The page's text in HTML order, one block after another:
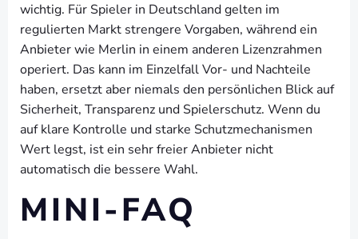
wichtig. Für Spieler in Deutschland gelten im
regulierten Markt strengere Vorgaben, während ein
Anbieter wie Merlin in einem anderen Lizenzrahmen
operiert. Das kann im Einzelfall Vor- und Nachteile
haben, ersetzt aber niemals den persönlichen Blick auf
Sicherheit, Transparenz und Spielerschutz. Wenn du
auf klare Kontrolle und starke Schutzmechanismen
Wert legst, ist ein sehr freier Anbieter nicht
automatisch die bessere Wahl.
MINI-FAQ